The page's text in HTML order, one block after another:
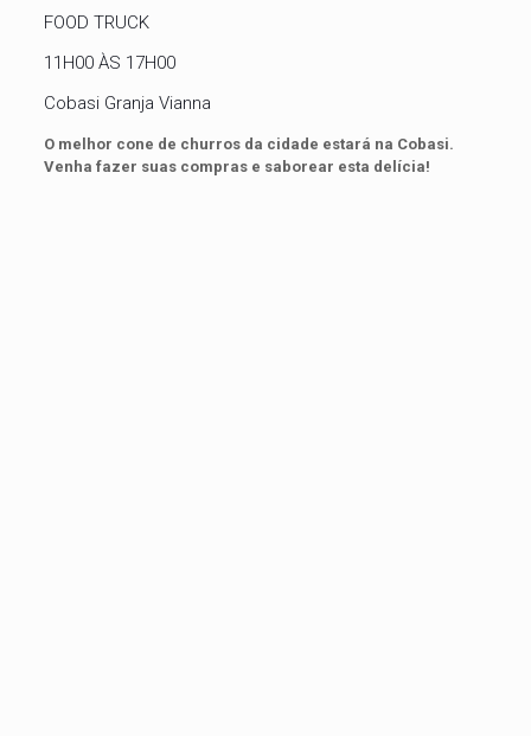
FOOD TRUCK
11H00 ÀS 17H00
Cobasi Granja Vianna
O melhor cone de churros da cidade estará na Cobasi.
Venha fazer suas compras e saborear esta delícia!